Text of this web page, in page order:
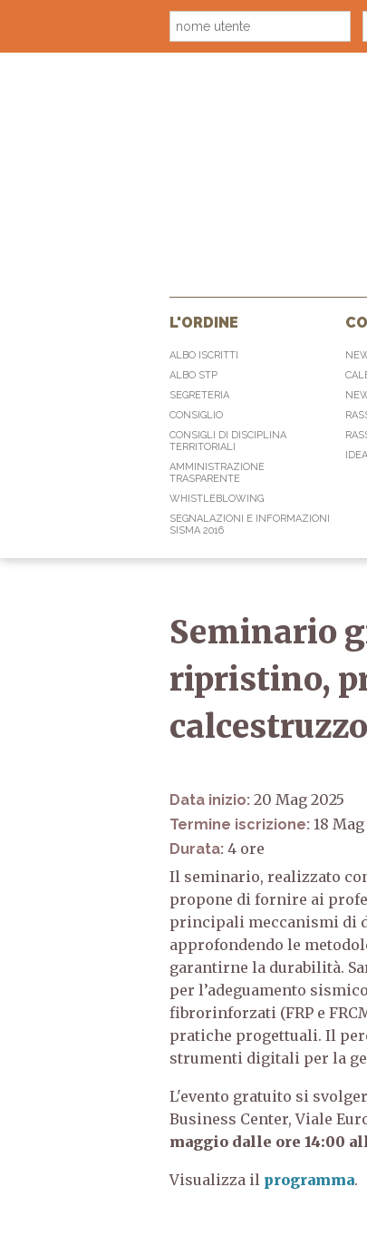
L'ORDINE
ALBO ISCRITTI
ALBO STP
SEGRETERIA
CONSIGLIO
CONSIGLI DI DISCIPLINA
TERRITORIALI
AMMINISTRAZIONE
TRASPARENTE
WHISTLEBLOWING
SEGNALAZIONI E INFORMAZIONI
SISMA 2016
Seminario
ripristino,
Data inizio: 20 Mag 2025
Termine iscrizione: 18 Mag
Durata: 4
Il seminario, realizzato
propone di fornire ai
principali meccanismi di
approfondendo le
garantirne la durabilità.
per l’adeguamento
fibrorinforzati (FRP e
pratiche progettuali. Il
strumenti digitali per la
L'evento gratuito si
Business Center, Viale
maggio dalle ore 14:00
Visualizza il programma.